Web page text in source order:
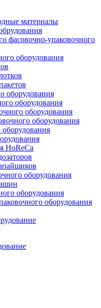
материалы
фасовочно-упаковочного
оборудования
оборудования
оборудования
оборудования
оборудования
HoReCa
оборудования
оборудования
оборудования